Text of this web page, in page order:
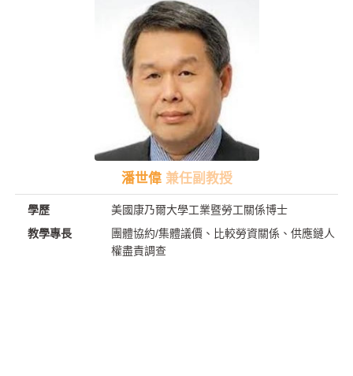
潘世偉 兼任副教授
學歷
美國康乃爾大學工業暨勞工關係博士
教學專長
團體協約/集體議價、比較勞資關係、供應鏈人
權盡責調查